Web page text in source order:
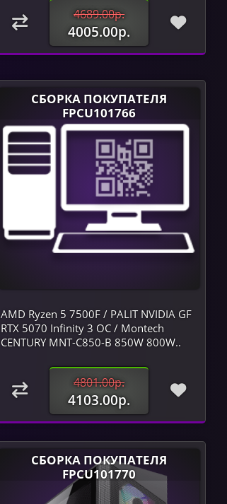
4689.00р.
4005.00р.
СБОРКА ПОКУПАТЕЛЯ
FPCU101766
AMD Ryzen 5 7500F / PALIT NVIDIA GF
RTX 5070 Infinity 3 OC / Montech
CENTURY MNT-C850-B 850W 800W..
4801.00р.
4103.00р.
СБОРКА ПОКУПАТЕЛЯ
FPCU101770